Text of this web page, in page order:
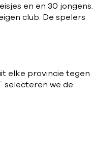
en en 30 jongens.
club. De spelers
elke provincie tegen
selecteren we de